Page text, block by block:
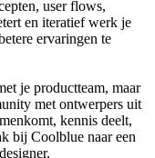
user flows,
en iteratief werk je
ervaringen te
je productteam, maar
met ontwerpers uit
kennis deelt,
bij Coolblue naar een